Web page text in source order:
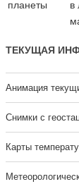
планеты
в
ТЕКУЩАЯ
Анимация
Cнимки с
Карты